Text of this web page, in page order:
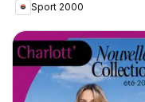
Sport 2000